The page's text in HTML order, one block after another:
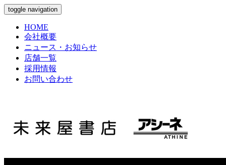
toggle navigation
HOME
会社概要
ニュース・お知らせ
店舗一覧
採用情報
お問い合わせ